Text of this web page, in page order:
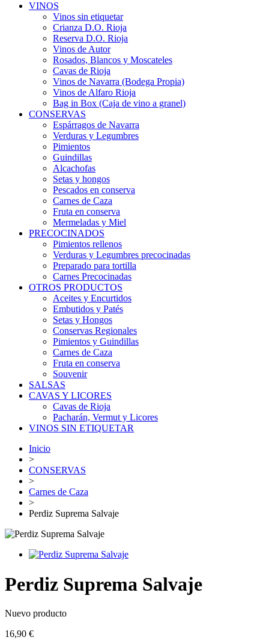
VINOS
Vinos sin etiquetar
Crianza D.O. Rioja
Reserva D.O. Rioja
Vinos de Autor
Rosados, Blancos y Moscateles
Cavas de Rioja
Vinos de Navarra (Bodega Propia)
Vinos de Alfaro Rioja
Bag in Box (Caja de vino a granel)
CONSERVAS
Espárragos de Navarra
Verduras y Legumbres
Pimientos
Guindillas
Alcachofas
Setas y hongos
Pescados en conserva
Carnes de Caza
Fruta en conserva
Mermeladas y Miel
PRECOCINADOS
Pimientos rellenos
Verduras y Legumbres precocinadas
Preparado para tortilla
Carnes Precocinadas
OTROS PRODUCTOS
Aceites y Encurtidos
Embutidos y Patés
Setas y Hongos
Conservas Regionales
Pimientos y Guindillas
Carnes de Caza
Fruta en conserva
Souvenir
SALSAS
CAVAS Y LICORES
Cavas de Rioja
Pacharán, Vermut y Licores
VINOS SIN ETIQUETAR
Inicio
>
CONSERVAS
>
Carnes de Caza
>
Perdiz Suprema Salvaje
Perdiz Suprema Salvaje
Nuevo producto
16,90 €